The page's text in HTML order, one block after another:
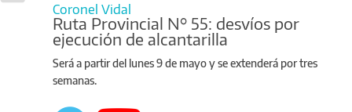
Coronel Vidal
Ruta Provincial N° 55: desvíos por
ejecución de alcantarilla
Será a partir del lunes 9 de mayo y se extenderá por tres
semanas.